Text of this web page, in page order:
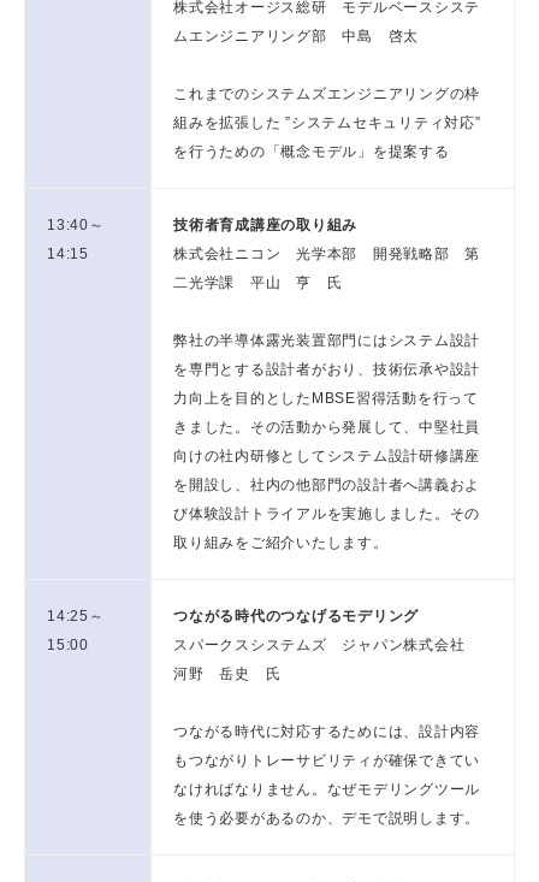
株式会社オージス総研 モデルベースシステ
ムエンジニアリング部 中島 啓太
これまでのシステムズエンジニアリングの枠
組みを拡張した ”システムセキュリティ対応”
を行うための「概念モデル」を提案する
13:40～
14:15
技術者育成講座の取り組み
株式会社ニコン 光学本部 開発戦略部 第
二光学課 平山 亨 氏
弊社の半導体露光装置部門にはシステム設計
を専門とする設計者がおり、技術伝承や設計
力向上を目的としたMBSE習得活動を行って
きました。その活動から発展して、中堅社員
向けの社内研修としてシステム設計研修講座
を開設し、社内の他部門の設計者へ講義およ
び体験設計トライアルを実施しました。その
取り組みをご紹介いたします。
14:25～
15:00
つながる時代のつなげるモデリング
スパークスシステムズ ジャパン株式会社
河野 岳史 氏
つながる時代に対応するためには、設計内容
もつながりトレーサビリティが確保できてい
なければなりません。なぜモデリングツール
を使う必要があるのか、デモで説明します。